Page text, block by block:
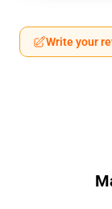
Write your